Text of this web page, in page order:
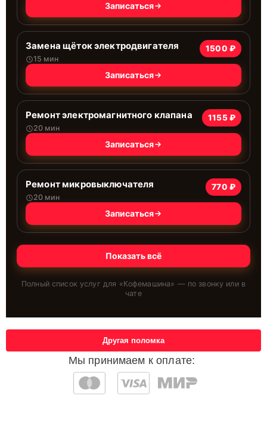
Записаться
Замена щёток электродвигателя
15 мин
1500 ₽
Записаться
Ремонт электромагнитного клапана
20 мин
1155 ₽
Записаться
Ремонт микровыключателя
20 мин
770 ₽
Записаться
Показать всё
Полный список услуг для «Кофемашина» — по звонку или в
чате
Мы принимаем к оплате:
Другая поломка